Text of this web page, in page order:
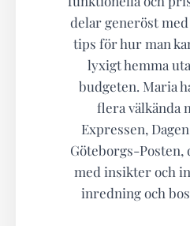
delar generöst
tips för hur man
lyxigt hemma
budgeten. Maria
flera välkända
Expressen,
Göteborgs-
med insikter och
inredning och